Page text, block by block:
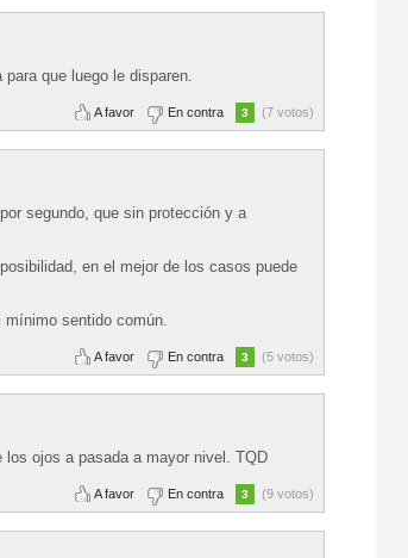
que luego le disparen.
A favor En contra 3 (7 votos)
segundo, que sin protección y a
en el mejor de los casos puede
sentido común.
A favor En contra 3 (5 votos)
los ojos a pasada a mayor nivel. TQD
A favor En contra 3 (9 votos)